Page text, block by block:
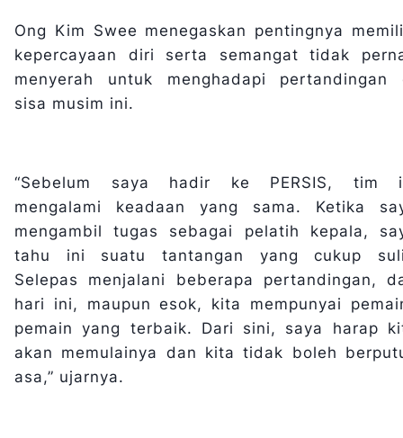
Ong Kim Swee menegaskan pentingnya
kepercayaan diri serta semangat tidak
menyerah untuk menghadapi pertandingan
sisa musim ini.
“Sebelum saya hadir ke PERSIS, tim
mengalami keadaan yang sama. Ketika
mengambil tugas sebagai pelatih kepala,
tahu ini suatu tantangan yang cukup
Selepas menjalani beberapa pertandingan,
hari ini, maupun esok, kita mempunyai
pemain yang terbaik. Dari sini, saya harap
akan memulainya dan kita tidak boleh
asa,” ujarnya.